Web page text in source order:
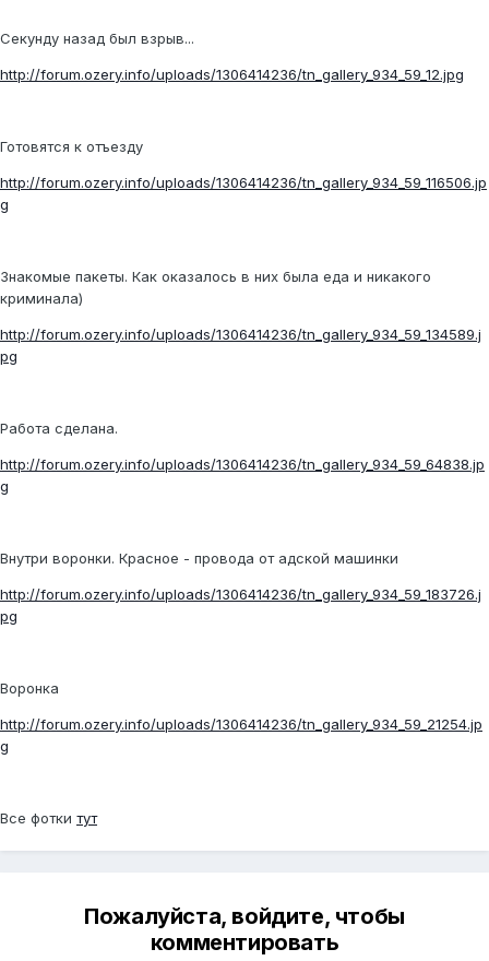
Секунду назад был взрыв...
http://forum.ozery.info/uploads/1306414236/tn_gallery_934_59_12.jpg
Готовятся к отъезду
http://forum.ozery.info/uploads/1306414236/tn_gallery_934_59_116506.jp
g
Знакомые пакеты. Как оказалось в них была еда и никакого
криминала)
http://forum.ozery.info/uploads/1306414236/tn_gallery_934_59_134589.j
pg
Работа сделана.
http://forum.ozery.info/uploads/1306414236/tn_gallery_934_59_64838.jp
g
Внутри воронки. Красное - провода от адской машинки
http://forum.ozery.info/uploads/1306414236/tn_gallery_934_59_183726.j
pg
Воронка
http://forum.ozery.info/uploads/1306414236/tn_gallery_934_59_21254.jp
g
Все фотки тут
Пожалуйста, войдите, чтобы
комментировать